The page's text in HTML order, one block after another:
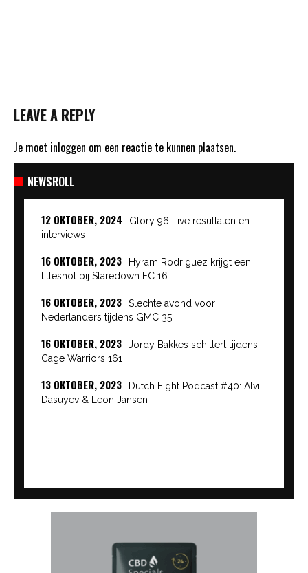
LEAVE A REPLY
Je moet inloggen om een reactie te kunnen plaatsen.
NEWSROLL
12 OKTOBER, 2024
Glory 96 Live resultaten en
interviews
16 OKTOBER, 2023
Hyram Rodriguez krijgt een
titleshot bij Staredown FC 16
16 OKTOBER, 2023
Slechte avond voor
Nederlanders tijdens GMC 35
16 OKTOBER, 2023
Jordy Bakkes schittert tijdens
Cage Warriors 161
13 OKTOBER, 2023
Dutch Fight Podcast #40: Alvi
Dasuyev & Leon Jansen